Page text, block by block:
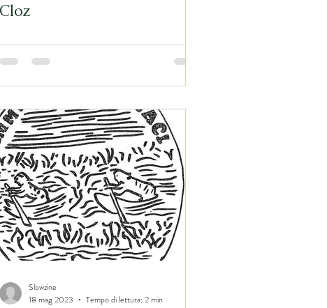
Cloz
Slowzine
18 mag 2023
Tempo di lettura: 2 min